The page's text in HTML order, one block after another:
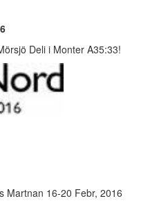
Deli i Monter A35:33!
Martnan 16-20 Febr, 2016